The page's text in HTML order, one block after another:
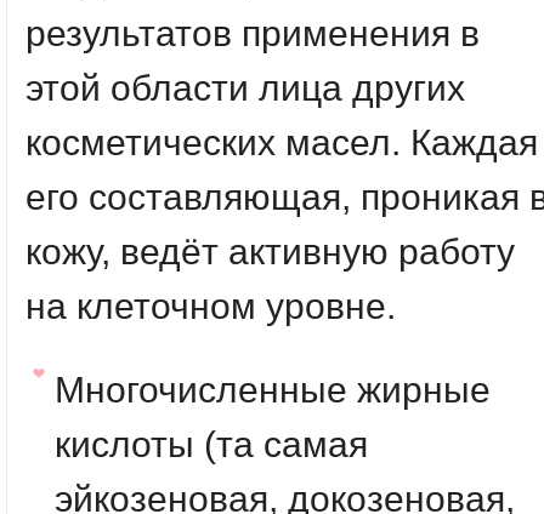
результатов применения в
этой области лица других
косметических масел. Каждая
его составляющая, проникая
кожу, ведёт активную работу
на клеточном уровне.
Многочисленные жирные
кислоты (та самая
эйкозеновая, докозеновая,